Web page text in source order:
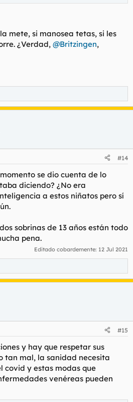
mete, si manosea tetas, si les
¿Verdad, @Britzingen,
#14
se dio cuenta de lo
diciendo? ¿No era
a estos niñatos pero sí
sobrinas de 13 años están todo
pena.
Editado cobardemente: 12 Jul 2021
#15
y hay que respetar sus
tan mal, la sanidad necesita
covid y estas modas que
venéreas pueden